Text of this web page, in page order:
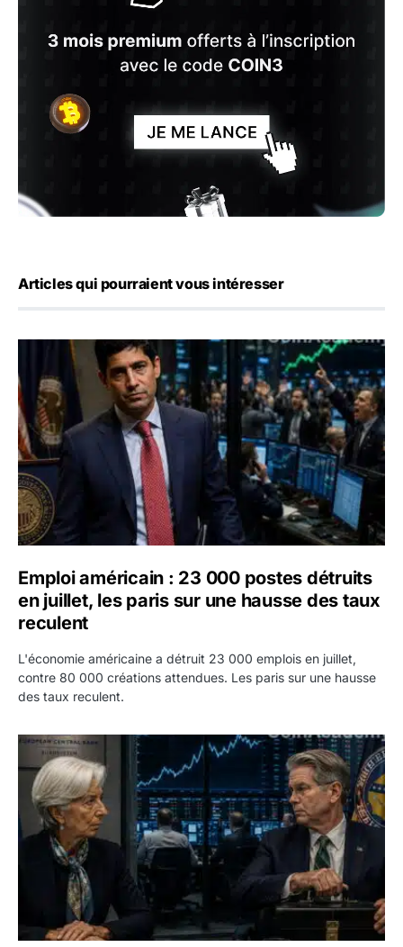
Articles qui pourraient vous intéresser
Emploi américain : 23 000 postes détruits en juillet, les
Emploi américain : 23 000 postes détruits
en juillet, les paris sur une hausse des taux
reculent
L'économie américaine a détruit 23 000 emplois en juillet,
contre 80 000 créations attendues. Les paris sur une hausse
des taux reculent.
Yen : Washington a vendu des euros sans prévenir la